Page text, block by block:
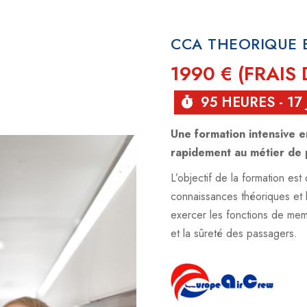
CCA THEORIQUE
1990 € (FRAIS
95 HEURES - 17
Une formation intensive
rapidement au métier de
L’objectif de la formation
connaissances théoriques
exercer les fonctions de
et la sûreté des passagers.